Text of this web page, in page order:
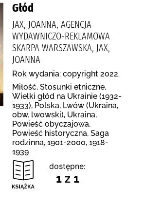
Głód
JAX, JOANNA, AGENCJA
WYDAWNICZO-REKLAMOWA
SKARPA WARSZAWSKA, JAX,
JOANNA
Rok wydania: copyright 2022.
Miłość, Stosunki etniczne,
Wielki głód na Ukrainie (1932-
1933), Polska, Lwów (Ukraina,
obw. lwowski), Ukraina,
Powieść obyczajowa,
Powieść historyczna, Saga
rodzinna, 1901-2000, 1918-
1939
dostępne:
1 z 1